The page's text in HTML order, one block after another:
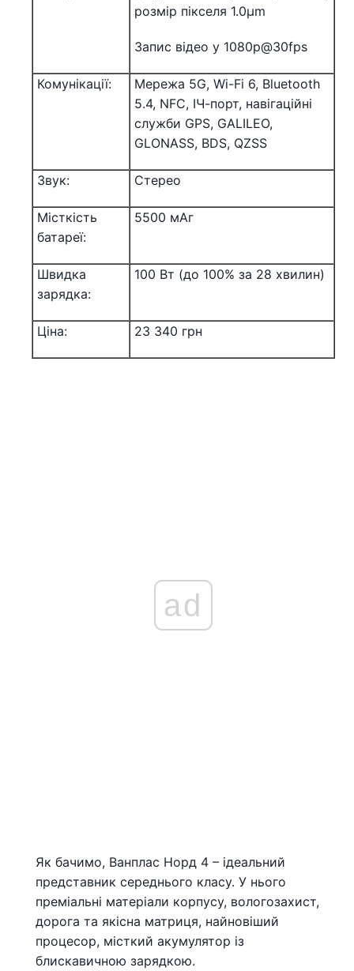
розмір пікселя 1.0µm
Запис відео у 1080p@30fps
Комунікації:
Мережа 5G, Wi-Fi 6, Bluetooth
5.4, NFC, ІЧ-порт, навігаційні
служби GPS, GALILEO,
GLONASS, BDS, QZSS
Звук: Стерео
Місткість
батареї:
5500 мАг
Швидка
зарядка:
100 Вт (до 100% за 28 хвилин)
Ціна: 23 340 грн
ad
Як бачимо, Ванплас Норд 4 – ідеальний
представник середнього класу. У нього
преміальні матеріали корпусу, вологозахист,
дорога та якісна матриця, найновіший
процесор, місткий акумулятор із
блискавичною зарядкою.